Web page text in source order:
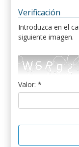
Verificación
Introduzca en el
siguiente imagen.
Valor: *